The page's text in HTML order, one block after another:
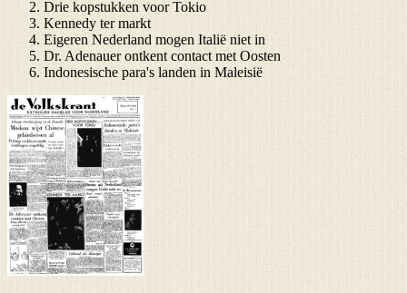
Drie kopstukken voor Tokio
Kennedy ter markt
Eigeren Nederland mogen Italië niet in
Dr. Adenauer ontkent contact met Oosten
Indonesische para's landen in Maleisië